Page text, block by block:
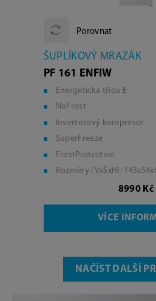
Porovnat
ŠUPLÍKOVÝ MRAZÁK
PF 161 ENFIW
Energetická třída E
NoFrost
Invertorový kompresor
SuperFreeze
FrostProtection
Rozměry (VxŠxH):
8990 Kč
VÍCE
NAČÍST DALŠÍ